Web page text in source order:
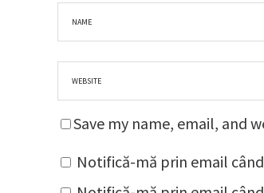
Save my name, email, and
Notifică-mă prin email